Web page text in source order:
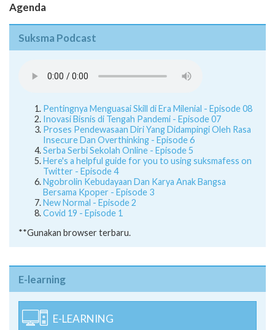
Agenda
Suksma Podcast
Pentingnya Menguasai Skill di Era Milenial - Episode 08
Inovasi Bisnis di Tengah Pandemi - Episode 07
Proses Pendewasaan Diri Yang Didampingi Oleh Rasa
Insecure Dan Overthinking - Episode 6
Serba Serbi Sekolah Online - Episode 5
Here's a helpful guide for you to using suksmafess on
Twitter - Episode 4
Ngobrolin Kebudayaan Dan Karya Anak Bangsa
Bersama Kpoper - Episode 3
New Normal - Episode 2
Covid 19 - Episode 1
**Gunakan browser terbaru.
E-learning
E-LEARNING